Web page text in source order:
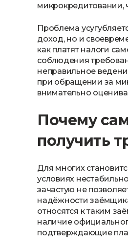
микрокредитовании,
Проблема
доход, но и
как платят налоги
соблюдения
неправильное
при обращении за
внимательно
Почему
получить
Для многих
условиях
зачастую не
надёжности
относятся к таким
наличие
подтверждающие